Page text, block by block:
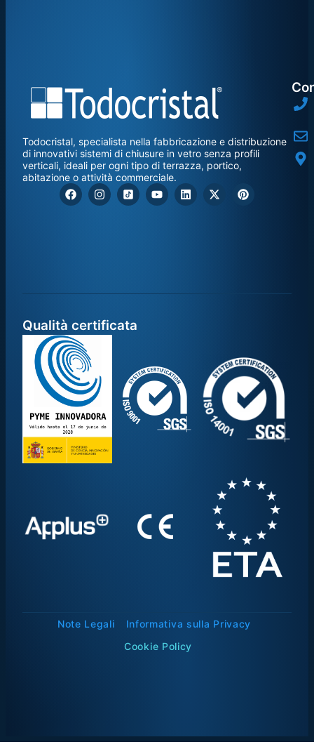
Todocristal, specialista nella fabbricazione e distribuzione
di innovativi sistemi di chiusure in vetro senza profili
verticali, ideali per ogni tipo di terrazza, portico,
abitazione o attività commerciale.
Qualità certificata
Note Legali
Informativa sulla Privacy
Cookie Policy